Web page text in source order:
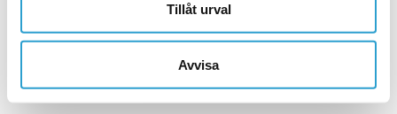
Tillåt urval
Avvisa
Cookiepolicy